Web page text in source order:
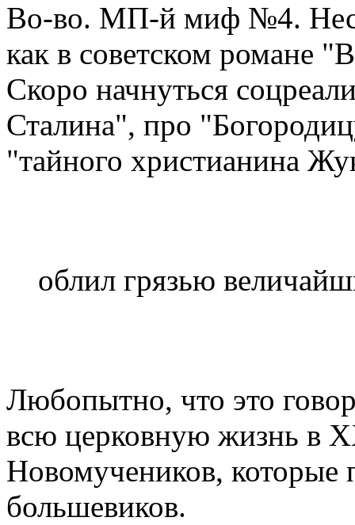
Во-во. МП-й миф №4.
как в советском романе
Скоро начнуться
Сталина", про
"тайного христианина
облил грязью
Любопытно, что это
всю церковную жизнь в
Новомучеников, которые
большевиков.